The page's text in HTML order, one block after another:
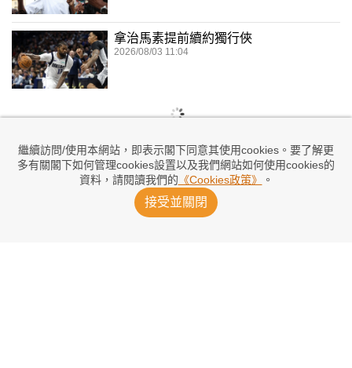
繼續訪問/使用本網站，即表示閣下同意其使用cookies。要了解更
多有關閣下如何管理cookies設置以及我們網站如何使用cookies的
資料，請閱讀我們的 《Cookies政策》 。
接受並關閉
拿治馬素提前續約獨行俠
2026/08/03 11:04